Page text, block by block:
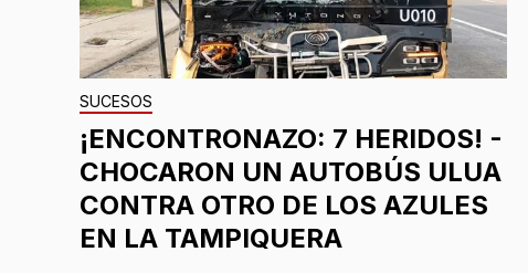
SUCESOS
¡ENCONTRONAZO: 7 HERIDOS! -
CHOCARON UN AUTOBÚS ULUA
CONTRA OTRO DE LOS AZULES
EN LA TAMPIQUERA